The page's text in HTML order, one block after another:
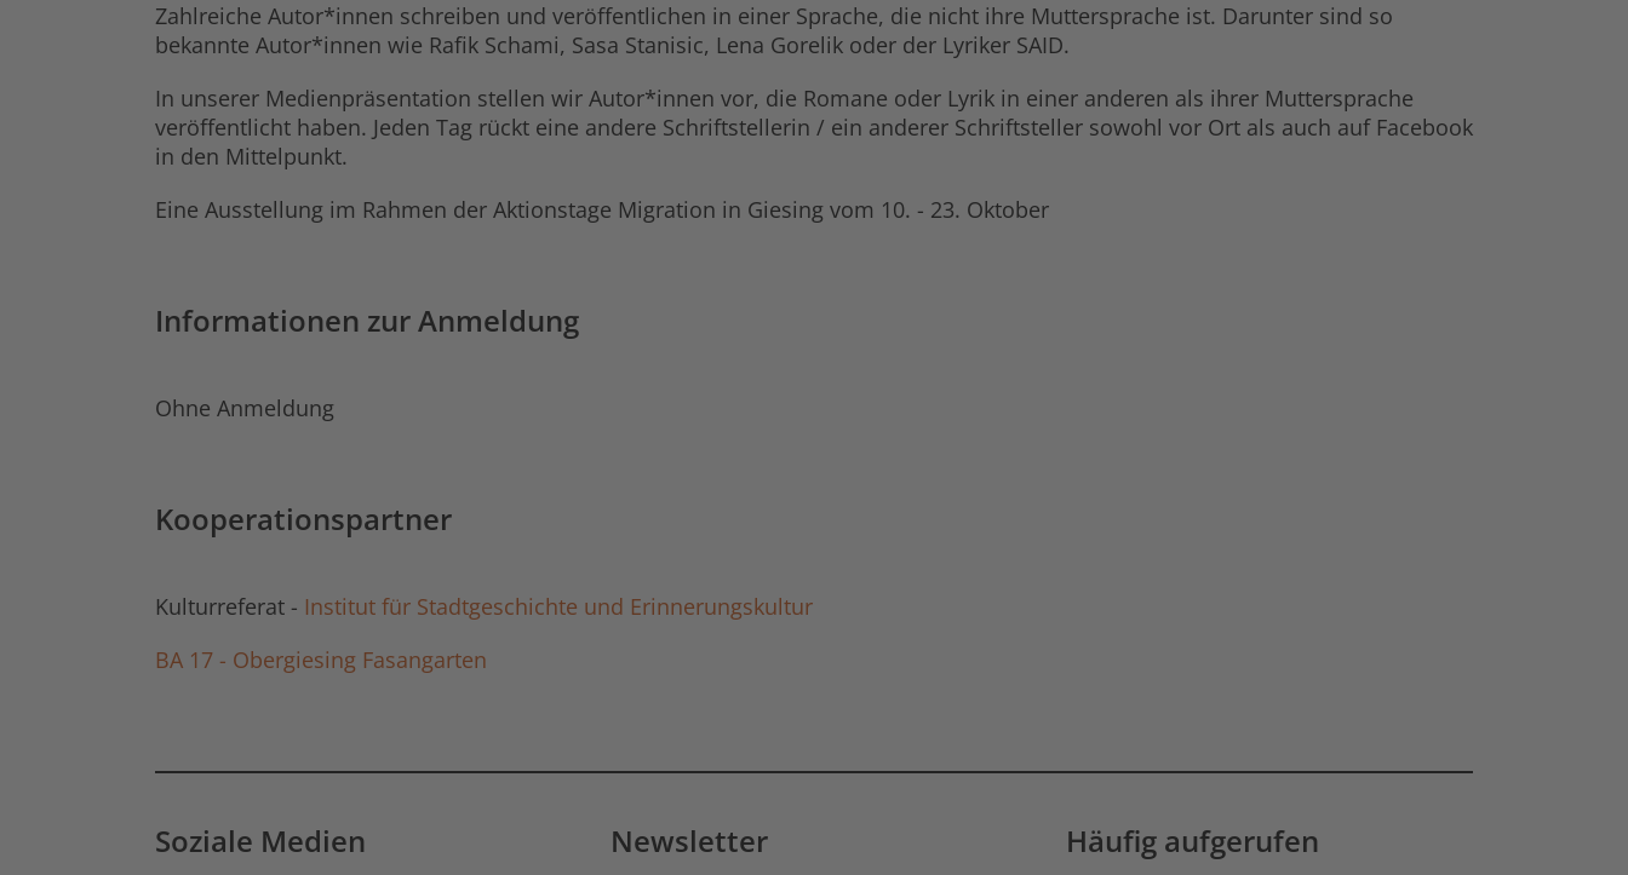
Zahlreiche Autor*innen schreiben und veröffentlichen in einer Sprache, die nicht ihre Muttersprache ist. Darunter sind so
bekannte Autor*innen wie Rafik Schami, Sasa Stanisic, Lena Gorelik oder der Lyriker SAID.
In unserer Medienpräsentation stellen wir Autor*innen vor, die Romane oder Lyrik in einer anderen als ihrer Muttersprache
veröffentlicht haben. Jeden Tag rückt eine andere Schriftstellerin / ein anderer Schriftsteller sowohl vor Ort als auch auf Facebook
in den Mittelpunkt.
Eine Ausstellung im Rahmen der Aktionstage Migration in Giesing vom 10. - 23. Oktober
Informationen zur Anmeldung
Ohne Anmeldung
Kooperationspartner
Kulturreferat - Institut für Stadtgeschichte und Erinnerungskultur
BA 17 - Obergiesing Fasangarten
Soziale Medien Newsletter Häufig aufgerufen